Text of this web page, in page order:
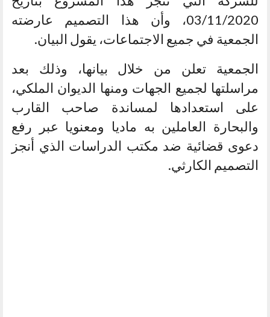
03/11/2020، وأن هذا التصميم عارضته
الجمعية في جميع الاجتماعات، يقول البيان.
الجمعية تعلن من خلال بيانها، وذلك بعد
مراسلتها لجميع الجهات ومنها الديوان الملكي،
على استعدادها لمساندة صاحب القارب
والبحارة العاملين به ماديا ومعنويا عبر رفع
دعوى قضائية ضد مكتب الدراسات الذي أنجز
التصميم الكارثي.